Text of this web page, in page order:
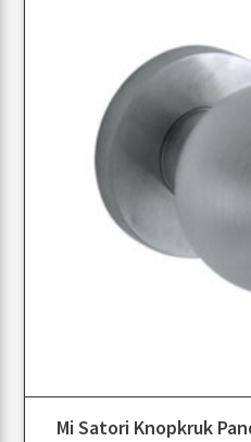
Mi Satori Knopkruk